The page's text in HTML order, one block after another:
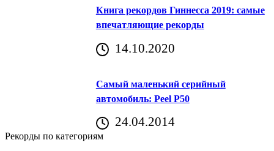
Книга рекордов Гиннесса 2019: самые
впечатляющие рекорды
14.10.2020
Самый маленький серийный
автомобиль: Peel P50
24.04.2014
Рекорды по категориям